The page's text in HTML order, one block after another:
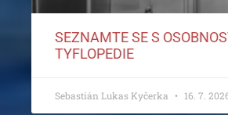
SEZNAMTE SE S
TYFLOPEDIE
Sebastián Lukas Kyčerka 16. 7.